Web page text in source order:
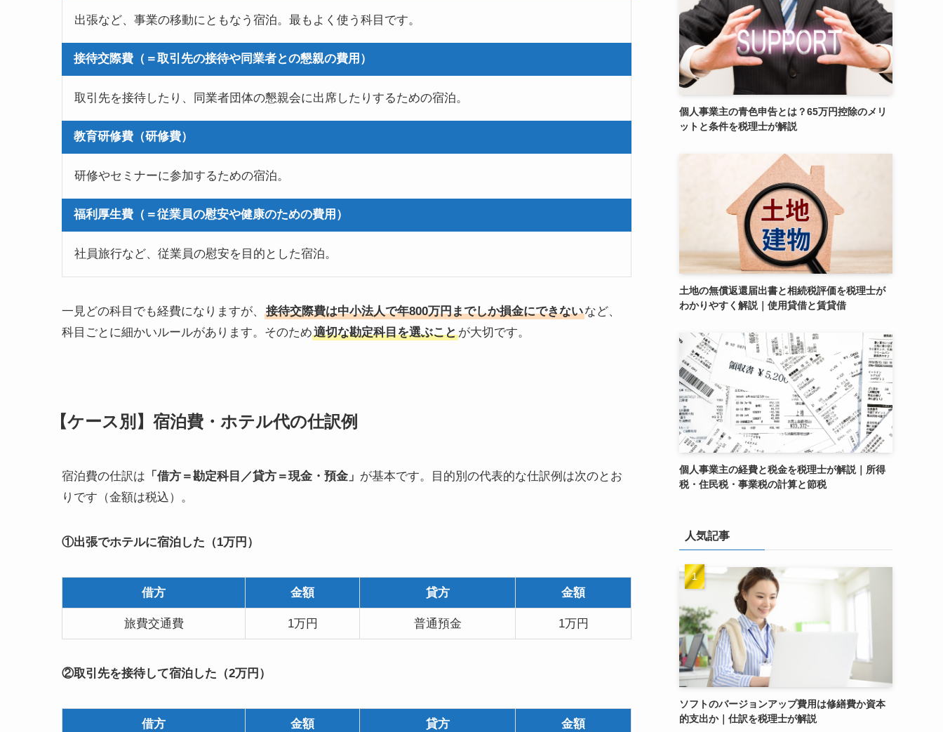
出張など、事業の移動にともなう宿泊。最もよく使う科目です。
接待交際費（＝取引先の接待や同業者との懇親の費用）
取引先を接待したり、同業者団体の懇親会に出席したりするための宿泊。
教育研修費（研修費）
研修やセミナーに参加するための宿泊。
福利厚生費（＝従業員の慰安や健康のための費用）
社員旅行など、従業員の慰安を目的とした宿泊。
一見どの科目でも経費になりますが、 接待交際費は中小法人で年800万円までしか損金にできないなど、
科目ごとに細かいルールがあります。そのため適切な勘定科目を選ぶことが大切です。
【ケース別】宿泊費・ホテル代の仕訳例
宿泊費の仕訳は 「借方＝勘定科目／貸方＝現金・預金」 が基本です。目的別の代表的な仕訳例は次のとお
りです（金額は税込）。
①出張でホテルに宿泊した（1万円）
借方 金額 貸方 金額
旅費交通費 1万円 普通預金 1万円
②取引先を接待して宿泊した（2万円）
借方 金額 貸方 金額
個人事業主の青色申告とは？65万円控除のメリ
ットと条件を税理士が解説
土地の無償返還届出書と相続税評価を税理士が
わかりやすく解説｜使用貸借と賃貸借
個人事業主の経費と税金を税理士が解説｜所得
税・住民税・事業税の計算と節税
人気記事
ソフトのバージョンアップ費用は修繕費か資本
的支出か｜仕訳を税理士が解説